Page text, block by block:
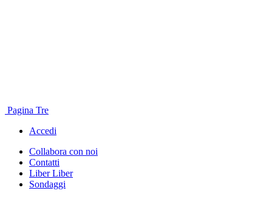
Pagina Tre
Accedi
Collabora con noi
Contatti
Liber Liber
Sondaggi